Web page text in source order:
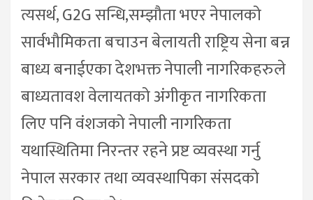
त्यसर्थ, G2G सन्धि,सम्झौता भएर नेपालको
सार्वभौमिकता बचाउन बेलायती राष्ट्रिय सेना बन्न
बाध्य बनाईएका देशभक्त नेपाली नागरिकहरुले
बाध्यतावश वेलायतको अंगीकृत नागरिकता
लिए पनि वंशजको नेपाली नागरिकता
यथास्थितिमा निरन्तर रहने प्रष्ट व्यवस्था गर्नु
नेपाल सरकार तथा व्यवस्थापिका संसदको